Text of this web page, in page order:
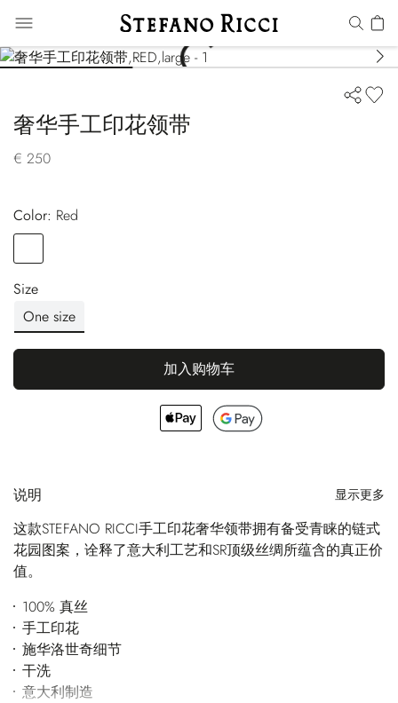
奢华手工印花领带
€ 250
Color:
red
Size
One size
加入购物车
说明 显示更多
这款STEFANO RICCI手工印花奢华领带拥有备受青睐的链式
花园图案，诠释了意大利工艺和SR顶级丝绸所蕴含的真正价
值。
100% 真丝
手工印花
施华洛世奇细节
干洗
意大利制造